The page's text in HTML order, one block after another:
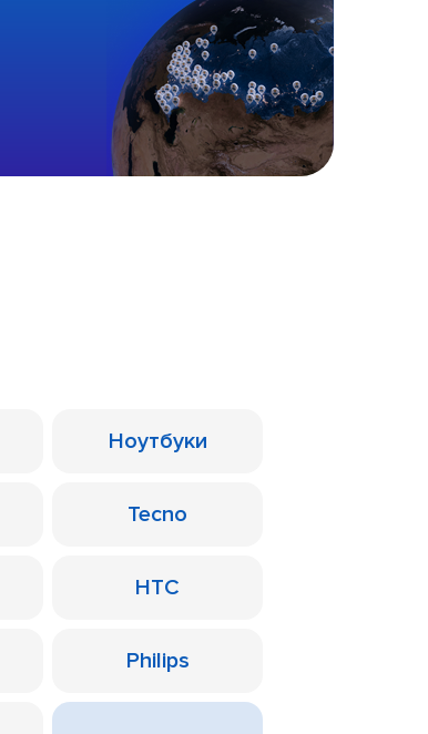
Ноутбуки
Tecno
HTC
Philips